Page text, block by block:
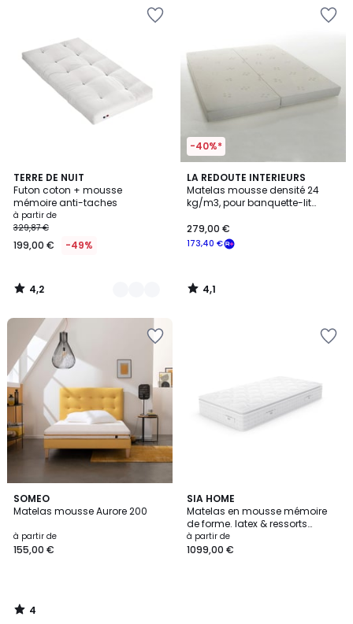
TERRE DE NUIT
Futon coton + mousse
mémoire anti-taches
à partir de
329,87 €
199,00 € -49%
4,2
/ 5
7
Couleurs
4,2
/
-40%*
LA REDOUTE INTERIEURS
Matelas mousse densité 24
kg/m3, pour banquette-lit
173,40 €
279,00 €
4,1
/ 5
4,1
/
SOMEO
Matelas mousse Aurore 200
à partir de
155,00 €
4
/
4
/
SIA HOME
Matelas en mousse mémoire
de forme. latex & ressorts
ensachés HYBRIDE PREMIUM
CLOUD
à partir de
1099,00 €